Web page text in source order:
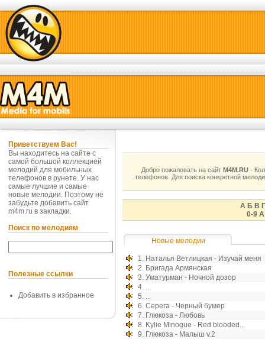
Приветствуем Вас!
Вы находитесь на сайте с
самой большой коллекцией
мелодий для мобильных
телефонов в рунете. У нас
самые лучшие и самые
новые мелодии. Поэтому не
забудьте добавить сайт
m4m.ru в закладки.
Поиск по мелодиям
Полезные ссылки
Добавить в избранное
Добро пожаловать на сайт M4M.RU-
телефонов. Для поиска конкретной
А Б В Г
0-9 A
Новые мелодии
1. Наталья Ветлицкая - Изучай меня
2. Бригада Армянская
3. Уматурман - Ночной дозор
4. ...
5. ...
6. Серега - Черный бумер
7. Глюкоза - Любовь
8. Kylie Minogue - Red blooded...
9. Глюкоза - Малыш v.2